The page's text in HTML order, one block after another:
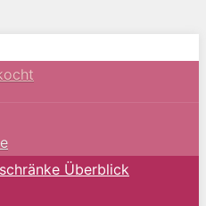
Überblick